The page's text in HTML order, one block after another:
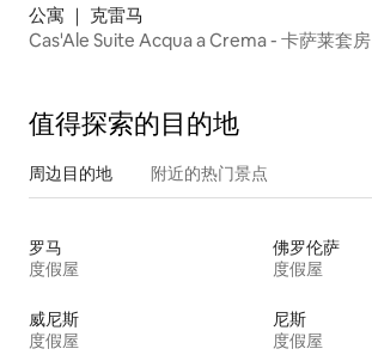
公寓 ｜ 克雷马
Cas'Ale Suite Acqua a Crema - 卡萨莱套房
值得探索的目的地
周边目的地 附近的热门景点
罗马
度假屋
佛罗伦萨
度假屋
威尼斯
度假屋
尼斯
度假屋